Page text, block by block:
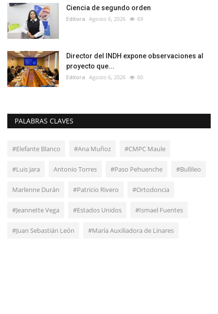
Ciencia de segundo orden
Editora Agosto 6, 2026 69
Director del INDH expone observaciones al
proyecto que...
Editora Agosto 6, 2026 60
PALABRAS CLAVES
#Elefante Blanco #Ana Muñoz #CMPC Maule
#Luis Jara Antonio Torres #Paso Pehuenche #Bullileo
Marlenne Durán #Patricio Rivero #Ortodoncia
#Jeannette Vega #Estados Unidos #Ismael Fuentes
#Juan Sebastián León #María Auxiliadora de Linares